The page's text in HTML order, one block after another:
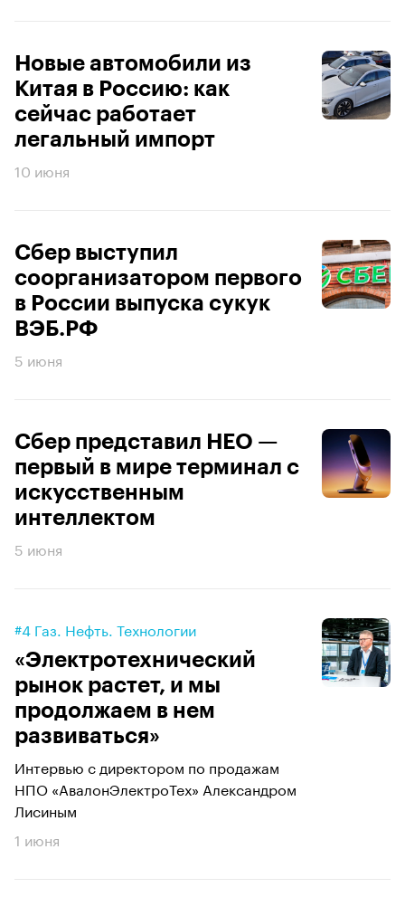
Новые автомобили из
Китая в Россию: как
сейчас работает
легальный импорт
10 июня
Сбер выступил
соорганизатором первого
в России выпуска сукук
ВЭБ.РФ
5 июня
Сбер представил НЕО —
первый в мире терминал с
искусственным
интеллектом
5 июня
#4 Газ. Нефть. Технологии
«Электротехнический
рынок растет, и мы
продолжаем в нем
развиваться»
Интервью с директором по продажам
НПО «АвалонЭлектроТех» Александром
Лисиным
1 июня